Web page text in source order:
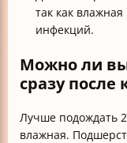
так как
инфекций.
Можно ли
сразу после
Лучше подождать
влажная.